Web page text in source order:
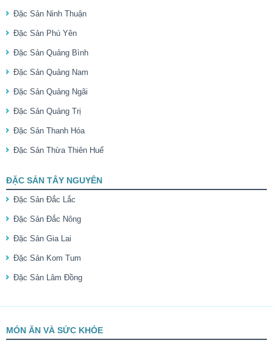
Đặc Sản Ninh Thuận
Đặc Sản Phú Yên
Đặc Sản Quảng Bình
Đặc Sản Quảng Nam
Đặc Sản Quảng Ngãi
Đặc Sản Quảng Trị
Đặc Sản Thanh Hóa
Đặc Sản Thừa Thiên Huế
ĐẶC SẢN TÂY NGUYÊN
Đặc Sản Đắc Lắc
Đặc Sản Đắc Nông
Đặc Sản Gia Lai
Đặc Sản Kom Tum
Đặc Sản Lâm Đồng
MÓN ĂN VÀ SỨC KHỎE